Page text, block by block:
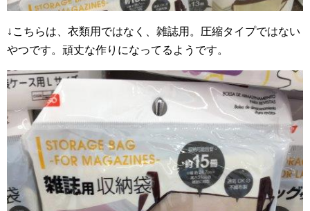
↓こちらは、衣類用ではなく、雑誌用。圧縮タイプではない
やつです。頑丈な作りになってるようです。